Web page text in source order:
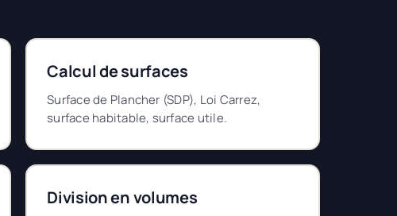
Calcul de surfaces
Surface de Plancher (SDP), Loi Carrez,
surface habitable, surface utile.
Division en volumes